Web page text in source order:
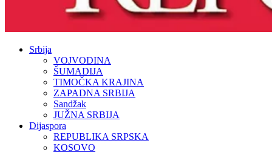
Srbija
VOJVODINA
ŠUMADIJA
TIMOČKA KRAJINA
ZAPADNA SRBIJA
Sandžak
JUŽNA SRBIJA
Dijaspora
REPUBLIKA SRPSKA
KOSOVO